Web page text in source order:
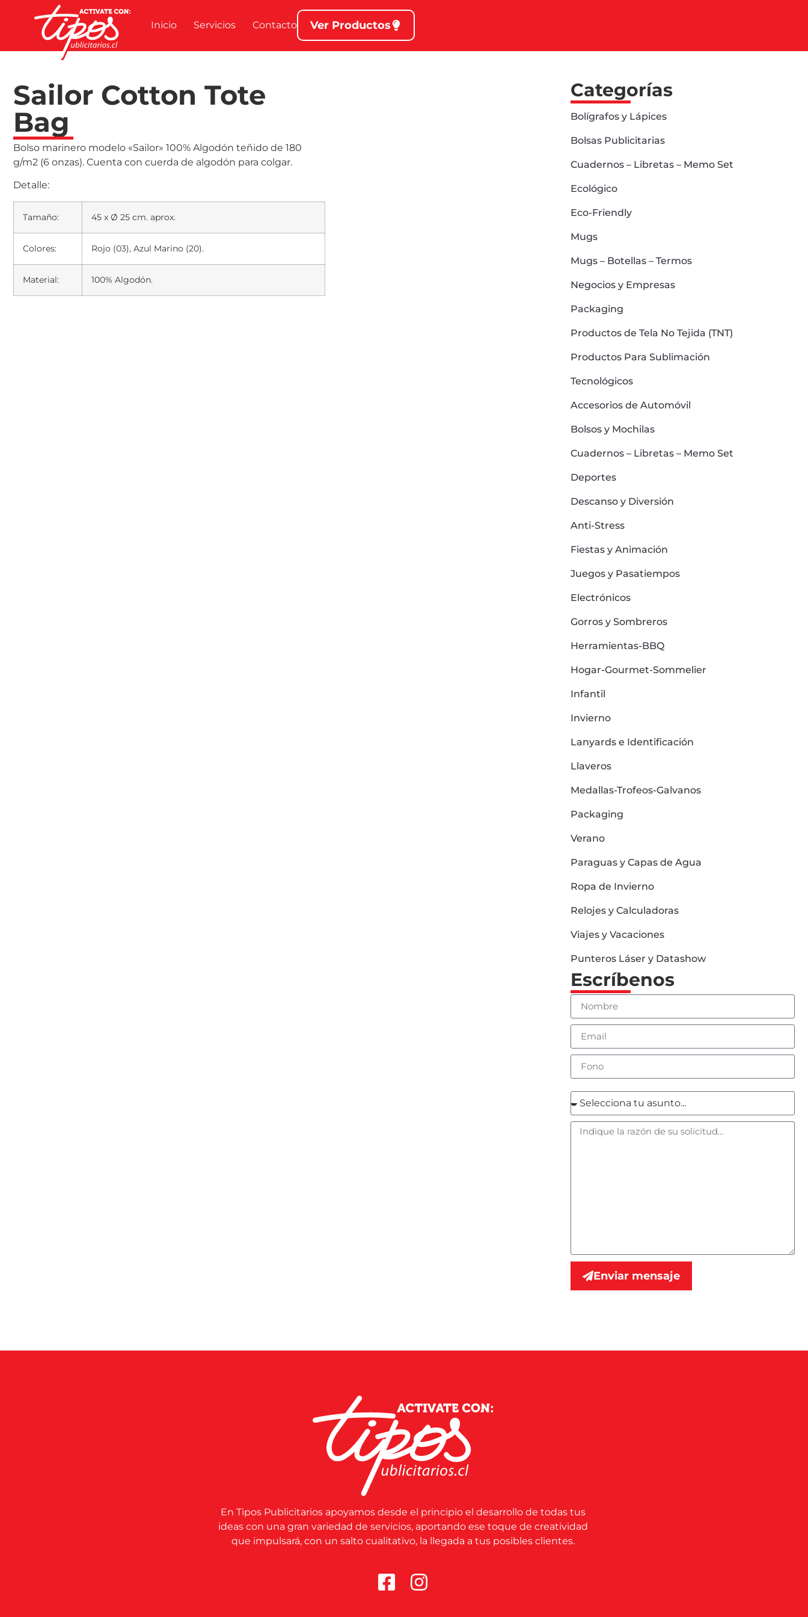
Inicio Servicios Contacto Ver Productos
Sailor Cotton Tote
Bag
Bolso marinero modelo «Sailor» 100% Algodón teñido de 180
g/m2 (6 onzas). Cuenta con cuerda de algodón para colgar.
Detalle:
Tamaño: 45 x Ø 25 cm. aprox.
Colores: Rojo (03), Azul Marino (20).
Material: 100% Algodón.
Categorías
Bolígrafos y Lápices
Bolsas Publicitarias
Cuadernos – Libretas – Memo Set
Ecológico
Eco-Friendly
Mugs
Mugs – Botellas – Termos
Negocios y Empresas
Packaging
Productos de Tela No Tejida (TNT)
Productos Para Sublimación
Tecnológicos
Accesorios de Automóvil
Bolsos y Mochilas
Cuadernos – Libretas – Memo Set
Deportes
Descanso y Diversión
Anti-Stress
Fiestas y Animación
Juegos y Pasatiempos
Electrónicos
Gorros y Sombreros
Herramientas-BBQ
Hogar-Gourmet-Sommelier
Infantil
Invierno
Lanyards e Identificación
Llaveros
Medallas-Trofeos-Galvanos
Packaging
Verano
Paraguas y Capas de Agua
Ropa de Invierno
Relojes y Calculadoras
Viajes y Vacaciones
Punteros Láser y Datashow
Escríbenos
Enviar mensaje
En Tipos Publicitarios apoyamos desde el principio el desarrollo de todas tus
ideas con una gran variedad de servicios, aportando ese toque de creatividad
que impulsará, con un salto cualitativo, la llegada a tus posibles clientes.